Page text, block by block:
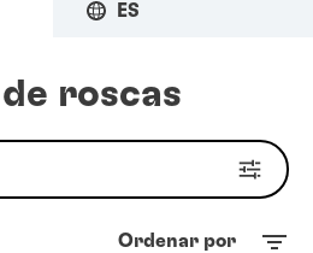
ES
roscas
Ordenar por